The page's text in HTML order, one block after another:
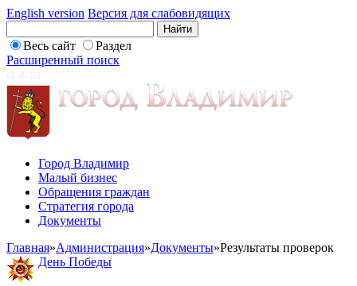
English version Версия для слабовидящих
Весь сайт
Раздел
Расширенный поиск
Город Владимир
Малый бизнес
Обращения граждан
Стратегия города
Документы
Главная»Администрация»Документы»Результаты проверок
День Победы